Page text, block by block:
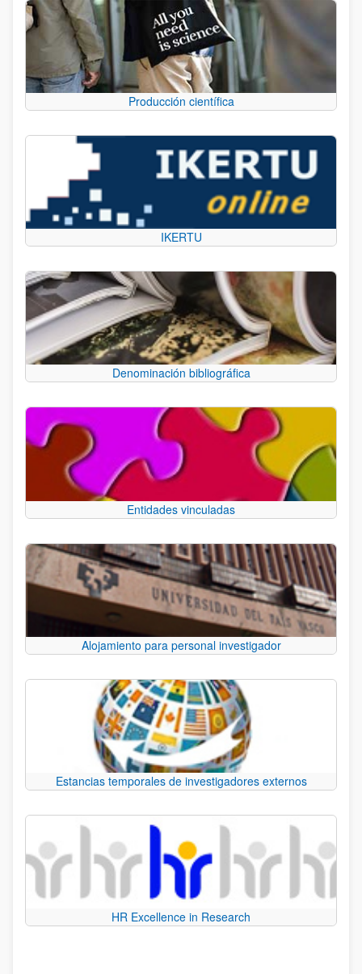
Producción científica
IKERTU
Denominación bibliográfica
Entidades vinculadas
Alojamiento para personal investigador
Estancias temporales de investigadores externos
HR Excellence in Research